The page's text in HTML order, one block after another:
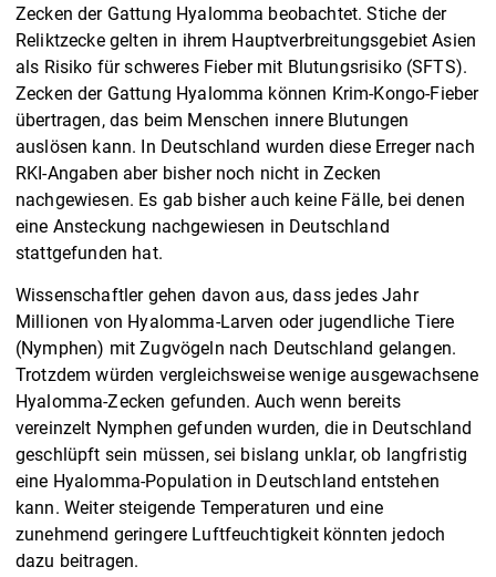
Zecken der Gattung Hyalomma beobachtet. Stiche der
Reliktzecke gelten in ihrem Hauptverbreitungsgebiet Asien
als Risiko für schweres Fieber mit Blutungsrisiko (SFTS).
Zecken der Gattung Hyalomma können Krim-Kongo-Fieber
übertragen, das beim Menschen innere Blutungen
auslösen kann. In Deutschland wurden diese Erreger nach
RKI-Angaben aber bisher noch nicht in Zecken
nachgewiesen. Es gab bisher auch keine Fälle, bei denen
eine Ansteckung nachgewiesen in Deutschland
stattgefunden hat.
Wissenschaftler gehen davon aus, dass jedes Jahr
Millionen von Hyalomma-Larven oder jugendliche Tiere
(Nymphen) mit Zugvögeln nach Deutschland gelangen.
Trotzdem würden vergleichsweise wenige ausgewachsene
Hyalomma-Zecken gefunden. Auch wenn bereits
vereinzelt Nymphen gefunden wurden, die in Deutschland
geschlüpft sein müssen, sei bislang unklar, ob langfristig
eine Hyalomma-Population in Deutschland entstehen
kann. Weiter steigende Temperaturen und eine
zunehmend geringere Luftfeuchtigkeit könnten jedoch
dazu beitragen.